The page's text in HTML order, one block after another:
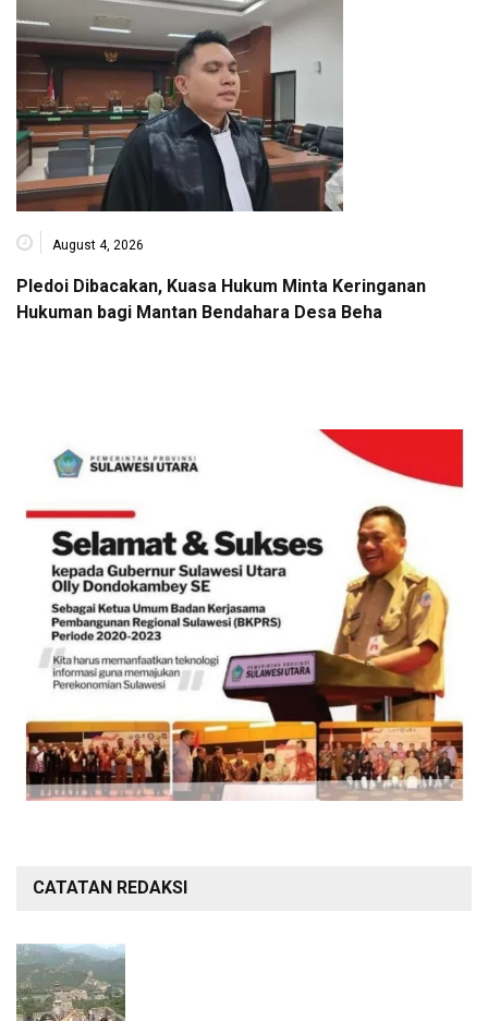
August 4, 2026
Pledoi Dibacakan, Kuasa Hukum Minta Keringanan
Hukuman bagi Mantan Bendahara Desa Beha
CATATAN REDAKSI